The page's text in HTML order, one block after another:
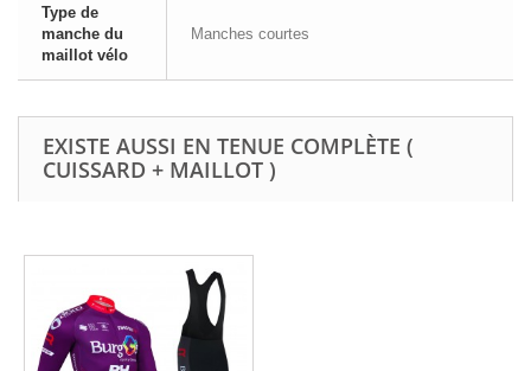
Type de
manche du
maillot vélo
Manches courtes
EXISTE AUSSI EN TENUE COMPLÈTE (
CUISSARD + MAILLOT )